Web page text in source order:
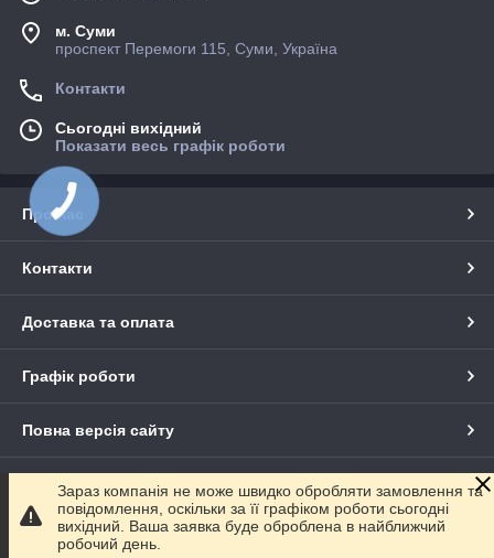
м. Суми
проспект Перемоги 115, Суми, Україна
Контакти
Сьогодні вихідний
Показати весь графік роботи
Про нас
Контакти
Доставка та оплата
Графік роботи
Повна версія сайту
Сайт створено на маркетплейсі Prom.ua
Політика конфіденційності
Зараз компанія не може швидко обробляти замовлення та
повідомлення, оскільки за її графіком роботи сьогодні
вихідний. Ваша заявка буде оброблена в найближчий
робочий день.